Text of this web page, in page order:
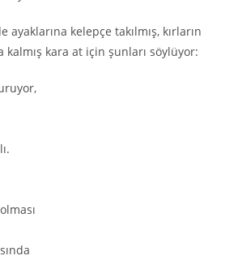
ayaklarına kelepçe takılmış, kırların
kalmış kara at için şunları söylüyor: